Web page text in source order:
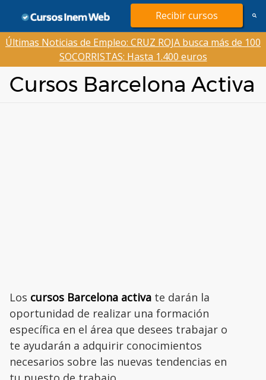
contenido
Recibir cursos
Últimas Noticias de Empleo: CRUZ ROJA busca más de 100
SOCORRISTAS: Hasta 1.400 euros
Cursos Barcelona Activa
Los cursos Barcelona activa te darán la
oportunidad de realizar una formación
específica en el área que desees trabajar o
te ayudarán a adquirir conocimientos
necesarios sobre las nuevas tendencias en